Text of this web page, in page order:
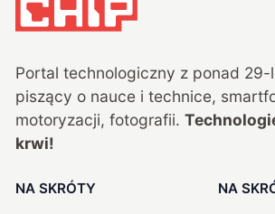
Portal technologiczny z ponad 29-
piszący o nauce i technice,
motoryzacji, fotografii.
krwi!
NA SKRÓTY NA